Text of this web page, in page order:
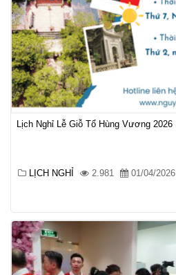
Lịch Nghỉ Lễ Giỗ Tổ Hùng Vương 2026
LỊCH NGHỈ 2.981 01/04/2026